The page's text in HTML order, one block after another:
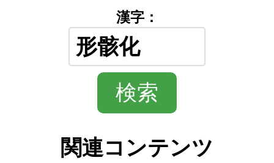
漢字：
関連コンテンツ